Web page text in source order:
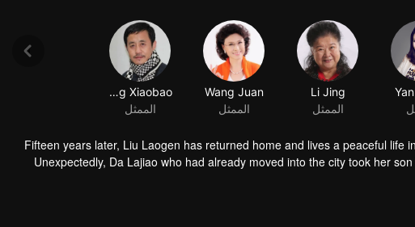
Li Jing
الممثل
Wang Juan
الممثل
Wang Xiaobao
الممثل
Fifteen years later, Liu Laogen has returned home and lives a peaceful
Unexpectedly, Da Lajiao who had already moved into the city took her
arrange a place in the villa. Liu Laogen also took this opportunity to visit the
as good as before. It was even more exasperating that his son Da Kui